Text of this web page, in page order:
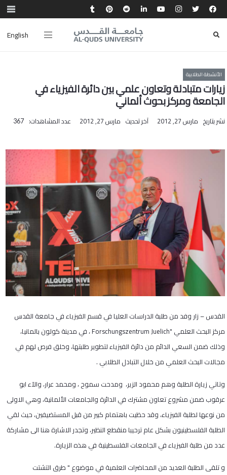
English
الأنشطة الطلابية
زيارات متبادلة وتعاون علمي بين دائرة الفيزياء في
الجامعة ومركز بحوث ألماني
نشر بتاريخ مارس 27, 2012 آخر تحديث مارس 27, 2012 عدد المشاهدات: 367
القدس – زار وفد من طلبة الدراسات العليا في قسم الفيزياء في جامعة القدس
مركز البحث العلمي "Forschungszentrum Juelich، في مدينة كولون بالمانيا،
وذلك ضمن السعي الدائم من دائرة الفيزياء لتطوير طلبتها، وخلق فرص لهم في
مجالات البحث العلمي من خلال التبادل الطلابي .
وتاتي زيارة الطلبة وهم محمود الزير، ومدحت سموح ، ومحمد عرار، والآء ابو
عرقوب ضمن مشروع تعاون مشترك في الدائرة والجامعات الألمانية، وهي الاولى
من نوعها لطلبة الفيزياء، وقد حظيت باهتمام كبير من قبل المستضيفين، حيث لقي
الطلبة الفلسطينيون بشكل عام ترحيبا منقطع النظير، وتجدر الاشارة هنا الى مشاركة
عدد من طلبة الفيزياء في الجامعات الفلسطينية في هذه الزيارة.
و تلقى الطلبة العديد من المحاضرات العلمية في موضوع " طرق التشتت